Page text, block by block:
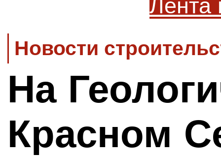
Лента
Новости
На
Красном